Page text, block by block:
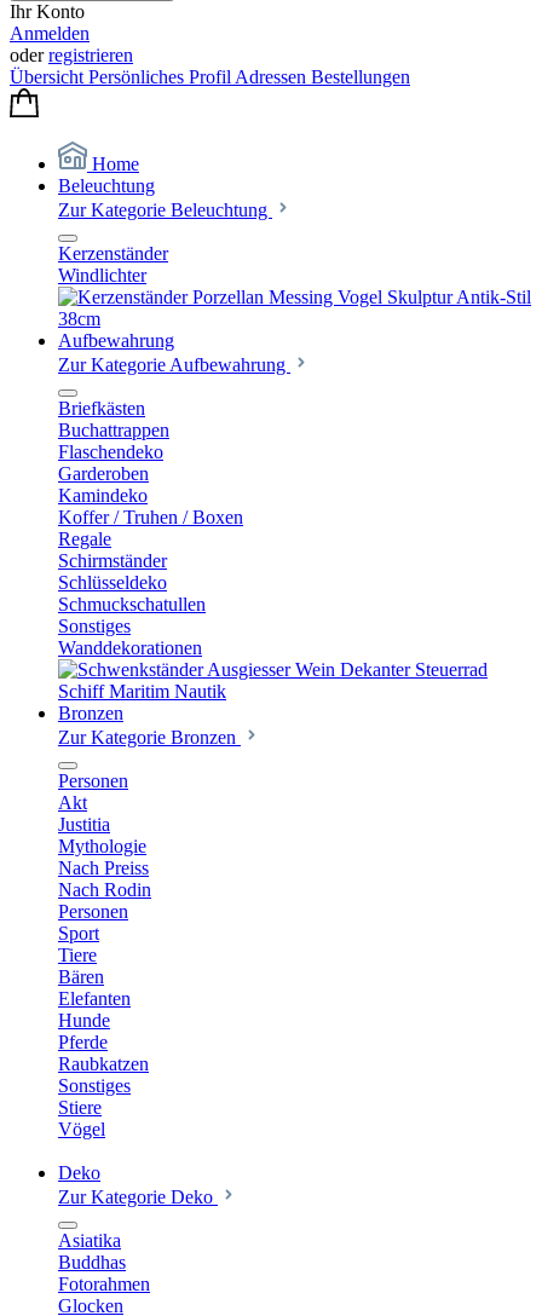
Ihr Konto
Anmelden
oderregistrieren
Übersicht Persönliches Profil Adressen Bestellungen
Home
Beleuchtung
Zur Kategorie Beleuchtung
Kerzenständer
Windlichter
Aufbewahrung
Zur Kategorie Aufbewahrung
Briefkästen
Buchattrappen
Flaschendeko
Garderoben
Kamindeko
Koffer / Truhen / Boxen
Regale
Schirmständer
Schlüsseldeko
Schmuckschatullen
Sonstiges
Wanddekorationen
Bronzen
Zur Kategorie Bronzen
Personen
Akt
Justitia
Mythologie
Nach Preiss
Nach Rodin
Personen
Sport
Tiere
Bären
Elefanten
Hunde
Pferde
Raubkatzen
Sonstiges
Stiere
Vögel
Deko
Zur Kategorie Deko
Asiatika
Buddhas
Fotorahmen
Glocken